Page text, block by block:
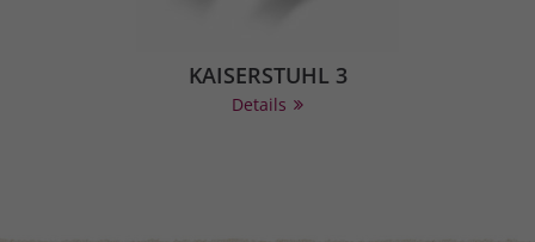
KAISERSTUHL 3
Details